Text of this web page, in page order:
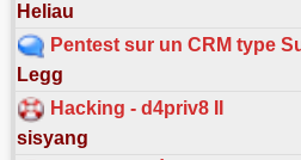
Heliau
Pentest sur un CRM type
Legg
Hacking - d4priv8 II
sisyang